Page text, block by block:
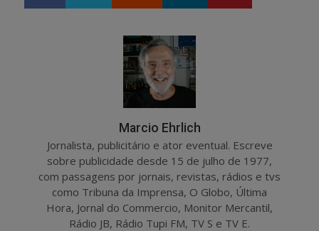
Marcio Ehrlich
Jornalista, publicitário e ator eventual. Escreve
sobre publicidade desde 15 de julho de 1977,
com passagens por jornais, revistas, rádios e tvs
como Tribuna da Imprensa, O Globo, Última
Hora, Jornal do Commercio, Monitor Mercantil,
Rádio JB, Rádio Tupi FM, TV S e TV E.